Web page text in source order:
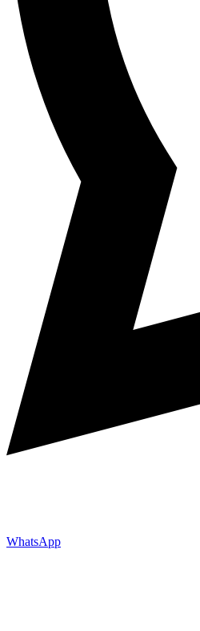
WhatsApp